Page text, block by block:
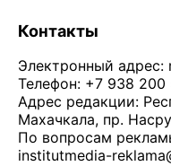
Контакты
Электронный адрес:
Телефон: +7 938 200
Адрес редакции:
Махачкала, пр.
По вопросам
institutmedia-